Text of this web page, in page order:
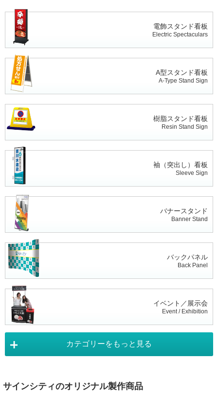
電飾スタンド看板
Electric Spectaculars
A型スタンド看板
A-Type Stand Sign
樹脂スタンド看板
Resin Stand Sign
袖（突出し）看板
Sleeve Sign
バナースタンド
Banner Stand
バックパネル
Back Panel
イベント／展示会
Event / Exhibition
Tapestry
カテゴリーをもっと見る
サインシティのオリジナル製作商品